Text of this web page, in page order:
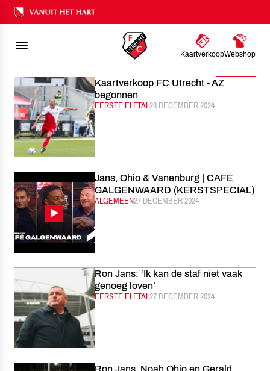
Ons nalatenschap
KaartverkoopWebshop
FC UTRECHT NIEUWS
Kaartverkoop FC Utrecht - AZ
begonnen
CATEGORIE:
EERSTE ELFTALGEPUBLICEERD:
28 DECEMBER 2024
Jans, Ohio & Vanenburg | CAFÉ
GALGENWAARD (KERSTSPECIAL)
CATEGORIE:
ALGEMEENGEPUBLICEERD:
27 DECEMBER 2024
Ron Jans: ‘Ik kan de staf niet vaak
genoeg loven’
CATEGORIE:
EERSTE ELFTALGEPUBLICEERD:
27 DECEMBER 2024
Ron Jans, Noah Ohio en Gerald